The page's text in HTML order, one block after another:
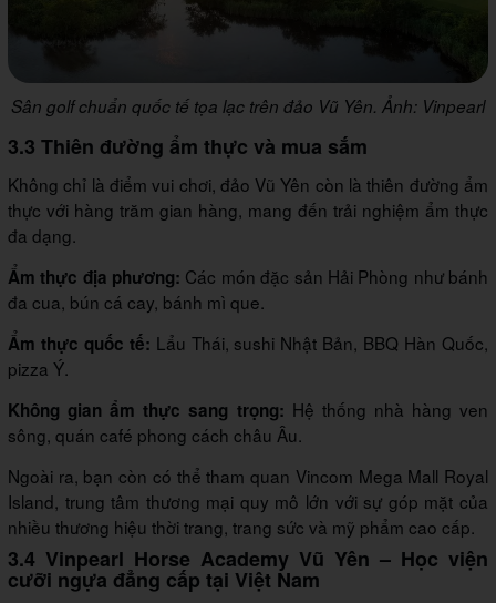
Sân golf chuẩn quốc tế tọa lạc trên đảo Vũ Yên. Ảnh: Vinpearl
3.3 Thiên đường ẩm thực và mua sắm
Không chỉ là điểm vui chơi, đảo Vũ Yên còn là thiên đường ẩm
thực với hàng trăm gian hàng, mang đến trải nghiệm ẩm thực
đa dạng.
Ẩm thực địa phương: Các món đặc sản Hải Phòng như bánh
đa cua, bún cá cay, bánh mì que.
Ẩm thực quốc tế: Lẩu Thái, sushi Nhật Bản, BBQ Hàn Quốc,
pizza Ý.
Không gian ẩm thực sang trọng: Hệ thống nhà hàng ven
sông, quán café phong cách châu Âu.
Ngoài ra, bạn còn có thể tham quan Vincom Mega Mall Royal
Island, trung tâm thương mại quy mô lớn với sự góp mặt của
nhiều thương hiệu thời trang, trang sức và mỹ phẩm cao cấp.
3.4 Vinpearl Horse Academy Vũ Yên – Học viện
cưỡi ngựa đẳng cấp tại Việt Nam